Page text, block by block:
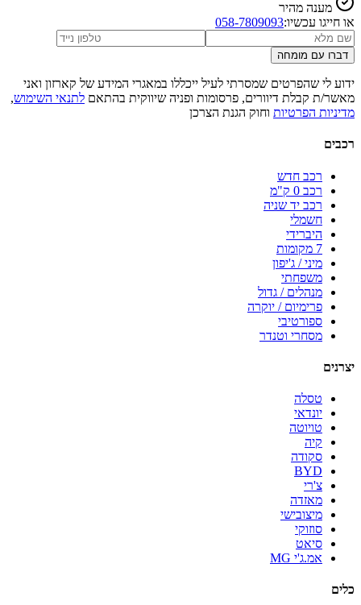
מענה מהיר
או חייגו עכשיו:058-7809093
דברו עם מומחה
ידוע לי שהפרטים שמסרתי לעיל ייכללו במאגרי המידע של קארזון ואני
מאשר/ת קבלת דיוורים, פרסומות ופניה שיווקית בהתאם לתנאי השימוש,
מדיניות הפרטיות וחוק הגנת הצרכן
רכבים
רכב חדש
רכב 0 ק"מ
רכב יד שניה
חשמלי
היברידי
7 מקומות
מיני / ג'יפון
משפחתי
מנהלים / גדול
פרימיום / יוקרה
ספורטיבי
מסחרי וטנדר
יצרנים
טסלה
יונדאי
טויוטה
קיה
סקודה
BYD
צ'רי
מאזדה
מיצובישי
סוזוקי
סיאט
אמ.ג'י MG
כלים